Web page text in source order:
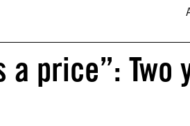
a price”: Two